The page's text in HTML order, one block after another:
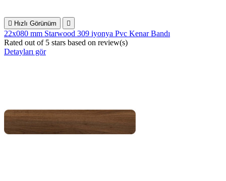
 Hızlı Görünüm 
22x080 mm Starwood 309 iyonya Pvc Kenar Bandı
Rated out of 5 stars based on review(s)
Detayları gör